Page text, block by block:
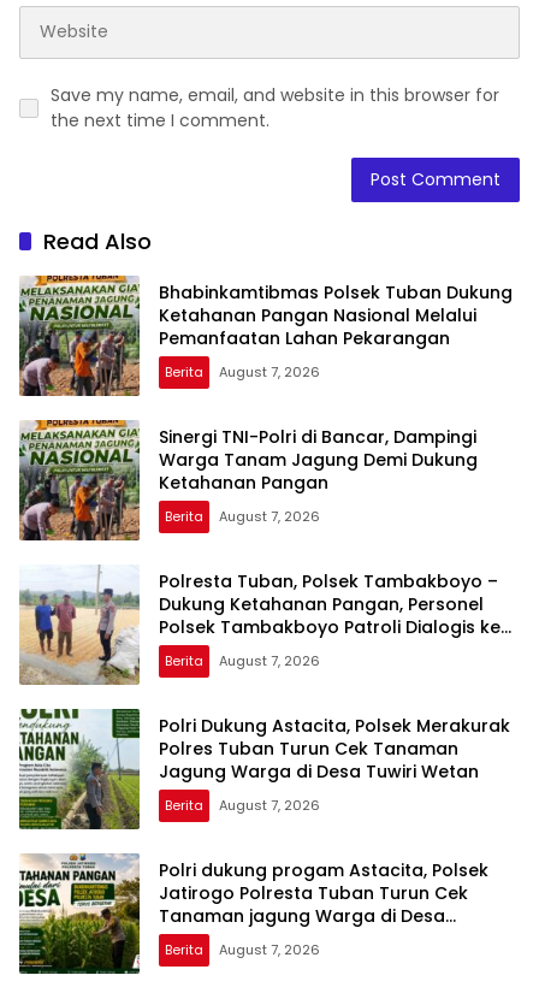
Save my name, email, and website in this browser for
the next time I comment.
Read Also
Bhabinkamtibmas Polsek Tuban Dukung
Ketahanan Pangan Nasional Melalui
Pemanfaatan Lahan Pekarangan
Berita August 7, 2026
Sinergi TNI-Polri di Bancar, Dampingi
Warga Tanam Jagung Demi Dukung
Ketahanan Pangan
Berita August 7, 2026
Polresta Tuban, Polsek Tambakboyo –
Dukung Ketahanan Pangan, Personel
Polsek Tambakboyo Patroli Dialogis ke
Lahan Jemur Jagung Milik Warga
Berita August 7, 2026
Polri Dukung Astacita, Polsek Merakurak
Polres Tuban Turun Cek Tanaman
Jagung Warga di Desa Tuwiri Wetan
Berita August 7, 2026
Polri dukung progam Astacita, Polsek
Jatirogo Polresta Tuban Turun Cek
Tanaman jagung Warga di Desa
Ketodan
Berita August 7, 2026